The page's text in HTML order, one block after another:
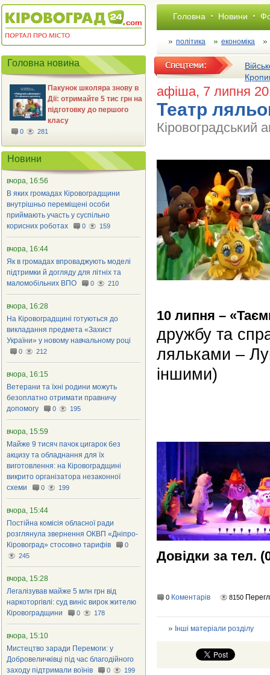
Головна Новини
політика економіка
афіша, 7 липня
Театр
Кіровоградський
10 липня –
дружбу та
ляльками –
іншими)
Довідки за тел.
0 Коментарів 8150
Інші матеріали розділу
Головна новина
Пакунок школяра знову в
Дії: отримайте 5 тис грн на
підготовку до першого
класу
0 281
Новини
вчора, 16:56
В яких громадах Кіровоградщини
внутрішньо переміщені особи
приймають участь у суспільно
корисних роботах
0 159
вчора, 16:44
Як в громадах впроваджують моделі
підтримки й догляду для літніх та
маломобільних ВПО
0 210
вчора, 16:28
На Кіровоградщині готуються до
викладання предмета «Захист
України» у новому навчальному році
0 212
вчора, 16:15
Ветерани та їхні родини можуть
безоплатно отримати правничу
допомогу
0 195
вчора, 15:59
Майже 9 тисяч пачок цигарок без
акцизу та обладнання для їх
виготовлення: на Кіровоградщині
викрито організатора незаконної
схеми
0 199
вчора, 15:44
Постійна комісія обласної ради
розглянула звернення ОКВП «Дніпро-
Кіровоград» стосовно тарифів
0
245
вчора, 15:28
Легалізував майже 5 млн грн від
наркоторгівлі: суд виніс вирок жителю
Кіровоградщини
0 178
вчора, 15:10
Мистецтво заради Перемоги: у
Добровеличківці під час благодійного
заходу підтримали воїнів
0 199